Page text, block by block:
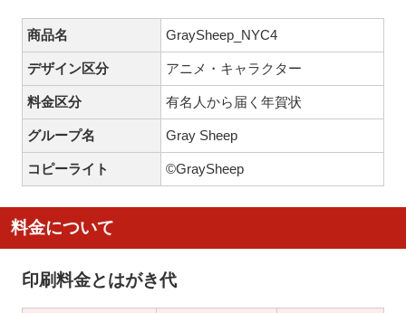
商品名 GraySheep_NYC4
デザイン区分 アニメ・キャラクター
料金区分 有名人から届く年賀状
グループ名 Gray Sheep
コピーライト ©GraySheep
料金について
印刷料金とはがき代